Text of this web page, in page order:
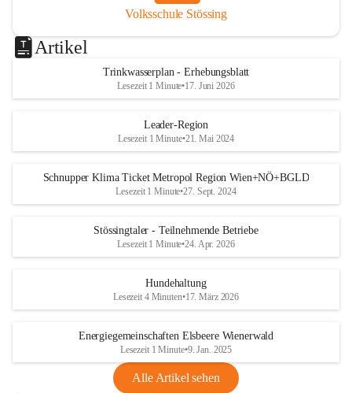
Volksschule Stössing
Artikel
Trinkwasserplan - Erhebungsblatt
Lesezeit 1 Minute•17. Juni 2026
Leader-Region
Lesezeit 1 Minute•21. Mai 2024
Schnupper Klima Ticket Metropol Region Wien+NÖ+BGLD
Lesezeit 1 Minute•27. Sept. 2024
Stössingtaler - Teilnehmende Betriebe
Lesezeit 1 Minute•24. Apr. 2026
Hundehaltung
Lesezeit 4 Minuten•17. März 2026
Energiegemeinschaften Elsbeere Wienerwald
Lesezeit 1 Minute•9. Jan. 2025
Alle Artikel sehen